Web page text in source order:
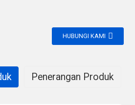
HUBUNGI KAMI
Penerangan Produk